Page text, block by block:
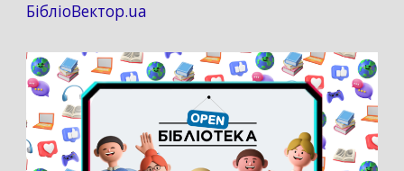
БібліоВектор.ua